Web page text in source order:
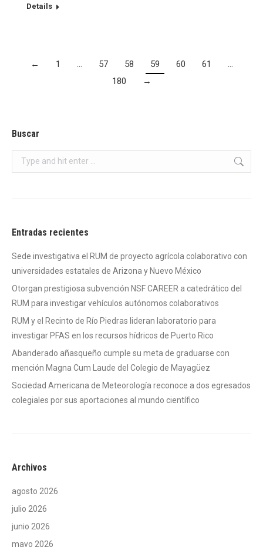
Details
← 1 … 57 58 59 60 61
…
180
→
Buscar
Search:
Entradas recientes
Sede investigativa el RUM de proyecto agrícola colaborativo con
universidades estatales de Arizona y Nuevo México
Otorgan prestigiosa subvención NSF CAREER a catedrático del
RUM para investigar vehículos autónomos colaborativos
RUM y el Recinto de Río Piedras lideran laboratorio para
investigar PFAS en los recursos hídricos de Puerto Rico
Abanderado añasqueño cumple su meta de graduarse con
mención Magna Cum Laude del Colegio de Mayagüez
Sociedad Americana de Meteorología reconoce a dos egresados
colegiales por sus aportaciones al mundo científico
Archivos
agosto 2026
julio 2026
junio 2026
mayo 2026